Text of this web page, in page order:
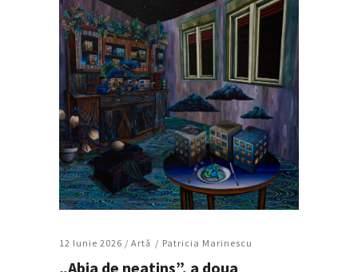
12 Iunie 2026 / Artǎ Patricia Marinescu
„Abia de neatins”, a doua